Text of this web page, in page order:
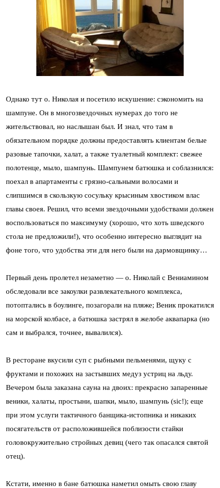
Однако тут о. Николая и посетило искушение: сэкономить на
шампуне. Он в многозвездочных нумерах до того не
жительствовал, но наслышан был. И знал, что там в
обязательном порядке должны предоставлять клиентам белые
разовые тапочки, халат, а также туалетный комплект: свежее
полотенце, мыло, шампунь. Шампунем батюшка и соблазнился:
поехал в апартаменты с грязно-сальными волосами и
слипшимся в скользкую сосульку крысиным хвостиком влас
главы своея. Решил, что всеми звездочными удобствами должен
воспользоваться по максимуму (хорошо, что хоть шведского
стола не предложили!), что особенно интересно выглядит на
фоне того, что удобства эти для него были на дармовщинку…
Первый день пролетел незаметно — о. Николай с Вениамином
обследовали все закоулки развлекательного комплекса,
потоптались в боулинге, позагорали на пляже; Веник прокатился
на морской колбасе, а батюшка застрял в желобе аквапарка (но
сам и выбрался, точнее, вывалился).
В ресторане вкусили суп с рыбными пельменями, щуку с
фруктами и похожих на застывших медуз устриц на льду.
Вечером была заказана сауна на двоих: прекрасно запаренные
веники, халаты, простыни, шапки, мыло, шампунь (sic!); еще
при этом услуги тактичного банщика-истопника и никаких
посягательств от расположившейся поблизости стайки
головокружительно стройных девиц (чего так опасался святой
отец).
Кстати, именно в бане батюшка наметил омыть свою главу